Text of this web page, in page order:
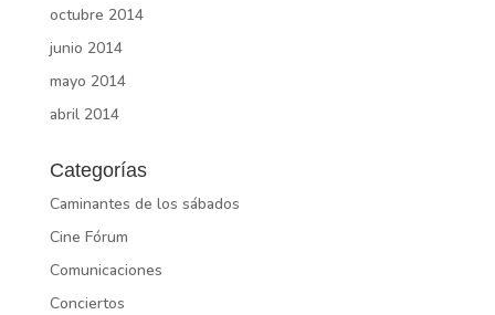
octubre 2014
junio 2014
mayo 2014
abril 2014
Categorías
Caminantes de los sábados
Cine Fórum
Comunicaciones
Conciertos